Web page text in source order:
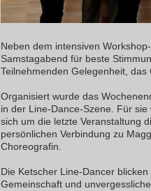
Neben dem intensiven
Samstagabend für beste
Teilnehmenden Gelegenheit,
Organisiert wurde das
in der Line-Dance-Szene. Für
sich um die letzte Veranstaltung
persönlichen Verbindung zu
Choreografin.
Die Ketscher Line-Dancer
Gemeinschaft und